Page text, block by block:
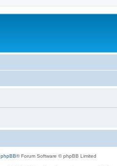
phpBB® Forum Software © phpBB Limited